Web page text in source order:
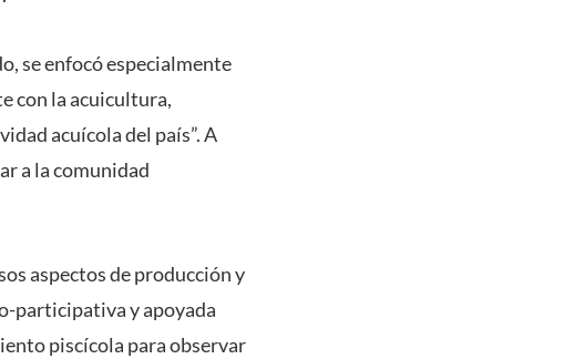
se enfocó especialmente
con la acuicultura,
acuícola del país”. A
a la comunidad
aspectos de producción y
participativa y apoyada
piscícola para observar